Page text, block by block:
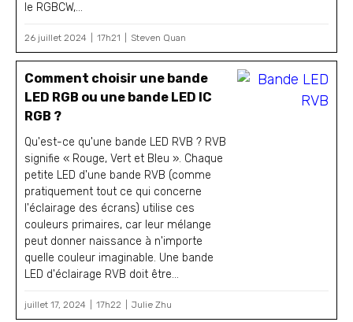
le RGBCW,...
26 juillet 2024 17h21 Steven Quan
Comment choisir une bande
LED RGB ou une bande LED IC
RGB ?
Qu'est-ce qu'une bande LED RVB ? RVB
signifie « Rouge, Vert et Bleu ». Chaque
petite LED d'une bande RVB (comme
pratiquement tout ce qui concerne
l'éclairage des écrans) utilise ces
couleurs primaires, car leur mélange
peut donner naissance à n'importe
quelle couleur imaginable. Une bande
LED d'éclairage RVB doit être…
juillet 17, 2024 17h22 Julie Zhu